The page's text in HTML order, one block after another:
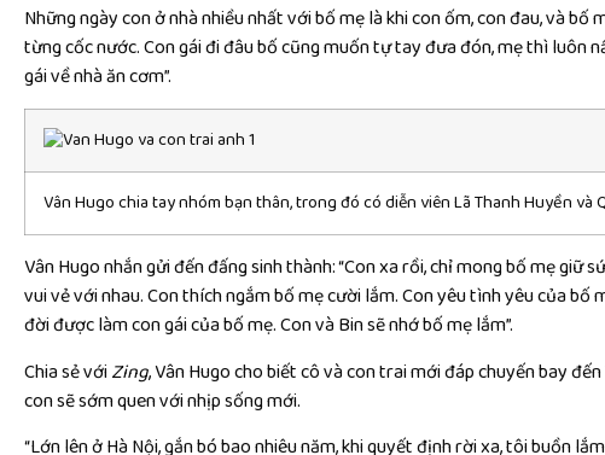
Những ngày con ở nhà nhiều nhất với bố mẹ là khi con ốm, con đau, và bố
từng cốc nước. Con gái đi đâu bố cũng muốn tự tay đưa đón, mẹ thì luôn
gái về nhà ăn cơm”.
Vân Hugo chia tay nhóm bạn thân, trong đó có diễn viên Lã Thanh Huyền và
Vân Hugo nhắn gửi đến đấng sinh thành: “Con xa rồi, chỉ mong bố mẹ giữ
vui vẻ với nhau. Con thích ngắm bố mẹ cười lắm. Con yêu tình yêu của
đời được làm con gái của bố mẹ. Con và Bin sẽ nhớ bố mẹ lắm”.
Chia sẻ vớiZing, Vân Hugo cho biết cô và con trai mới đáp chuyến bay
con sẽ sớm quen với nhịp sống mới.
“Lớn lên ở Hà Nội, gắn bó bao nhiêu năm, khi quyết định rời xa, tôi buồn